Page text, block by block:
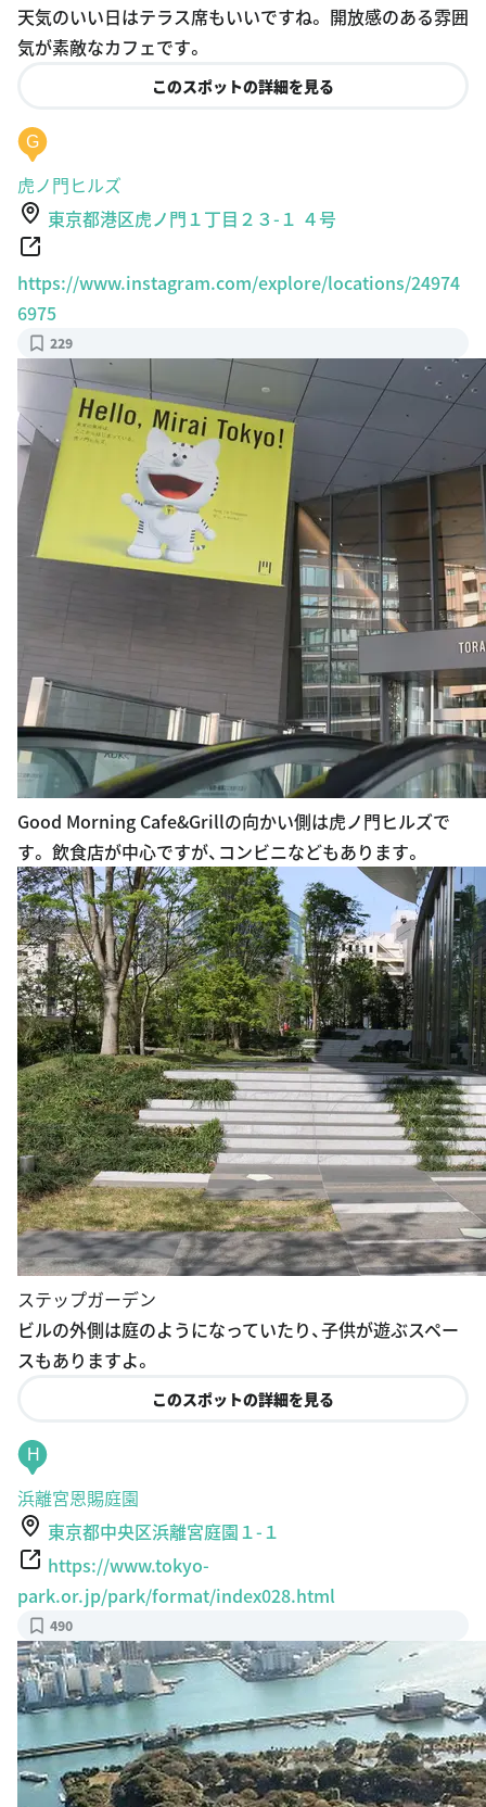
天気のいい日はテラス席もいいですね。 開放感のある雰囲
気が素敵なカフェです。
このスポットの詳細を見る
G
虎ノ門ヒルズ
東京都港区虎ノ門１丁目２３-１ ４号
https://www.instagram.com/explore/locations/24974
6975
229
Good Morning Cafe&Grillの向かい側は虎ノ門ヒルズで
す。 飲食店が中心ですが、コンビニなどもあります。
ステップガーデン
ビルの外側は庭のようになっていたり、子供が遊ぶスペー
スもありますよ。
このスポットの詳細を見る
H
浜離宮恩賜庭園
東京都中央区浜離宮庭園１-１
https://www.tokyo-
park.or.jp/park/format/index028.html
490